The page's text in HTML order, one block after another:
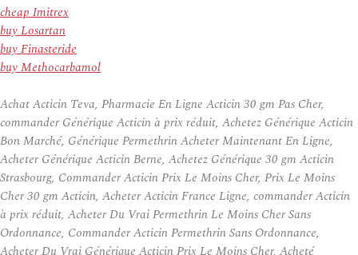
cheap Imitrex
buy Losartan
buy Finasteride
buy Methocarbamol
Achat Acticin Teva, Pharmacie En Ligne Acticin 30 gm Pas Cher,
commander Générique Acticin à prix réduit, Achetez Générique Acticin
Bon Marché, Générique Permethrin Acheter Maintenant En Ligne,
Acheter Générique Acticin Berne, Achetez Générique 30 gm Acticin
Strasbourg, Commander Acticin Prix Le Moins Cher, Prix Le Moins
Cher 30 gm Acticin, Acheter Acticin France Ligne, commander Acticin
à prix réduit, Acheter Du Vrai Permethrin Le Moins Cher Sans
Ordonnance, Commander Acticin Permethrin Sans Ordonnance,